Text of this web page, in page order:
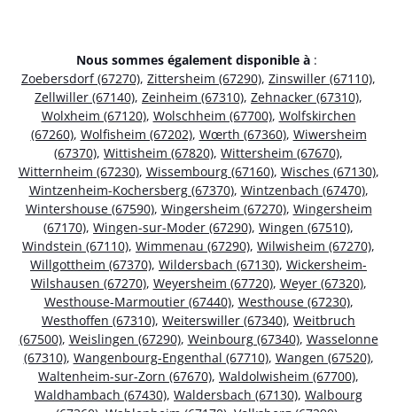
Nous sommes également disponible à :
Zoebersdorf (67270), Zittersheim (67290), Zinswiller (67110),
Zellwiller (67140), Zeinheim (67310), Zehnacker (67310),
Wolxheim (67120), Wolschheim (67700), Wolfskirchen
(67260), Wolfisheim (67202), Wœrth (67360), Wiwersheim
(67370), Wittisheim (67820), Wittersheim (67670),
Witternheim (67230), Wissembourg (67160), Wisches (67130),
Wintzenheim-Kochersberg (67370), Wintzenbach (67470),
Wintershouse (67590), Wingersheim (67270), Wingersheim
(67170), Wingen-sur-Moder (67290), Wingen (67510),
Windstein (67110), Wimmenau (67290), Wilwisheim (67270),
Willgottheim (67370), Wildersbach (67130), Wickersheim-
Wilshausen (67270), Weyersheim (67720), Weyer (67320),
Westhouse-Marmoutier (67440), Westhouse (67230),
Westhoffen (67310), Weiterswiller (67340), Weitbruch
(67500), Weislingen (67290), Weinbourg (67340), Wasselonne
(67310), Wangenbourg-Engenthal (67710), Wangen (67520),
Waltenheim-sur-Zorn (67670), Waldolwisheim (67700),
Waldhambach (67430), Waldersbach (67130), Walbourg